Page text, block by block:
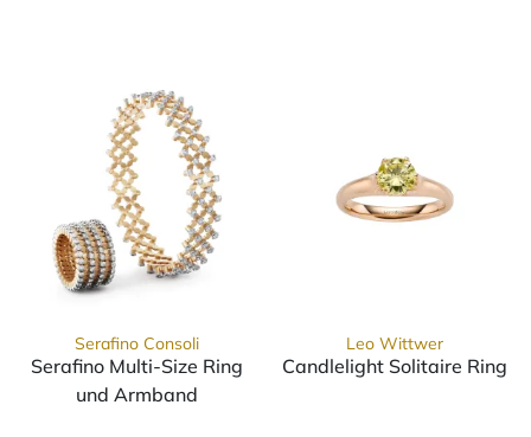
Serafino Consoli
Serafino Multi-Size Ring
und Armband
Leo Wittwer
Candlelight Solitaire Ring